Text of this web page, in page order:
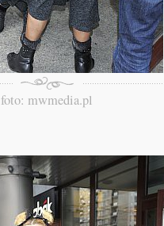
foto: mwmedia.pl